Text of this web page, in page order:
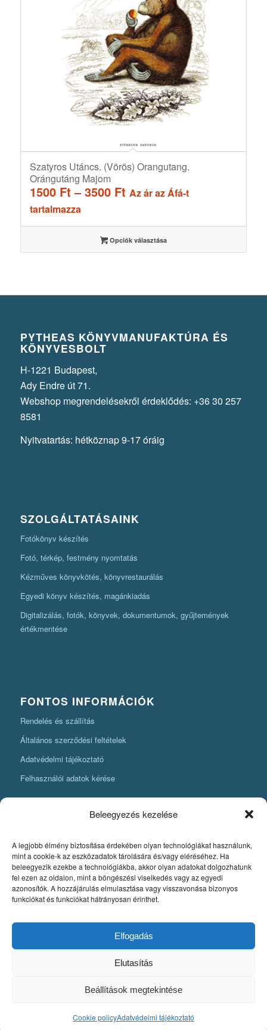
Beleegyezés kezelése
A legjobb élmény biztosítása érdekében olyan technológiákat használunk,
mint a cookie-k az eszközadatok tárolására és/vagy eléréséhez. Ha
beleegyezik ezekbe a technológiákba, akkor olyan adatokat dolgozhatunk
fel ezen az oldalon, mint a böngészési viselkedés vagy az egyedi
azonosítók. A hozzájárulás elmulasztása vagy visszavonása bizonyos
funkciókat és funkciókat hátrányosan érinthet.
Elfogadás
Elutasítás
Beállítások megtekintése
Cookie policyAdatvédelmi tájékoztató
Szatyros Utáncs. (Vörös) Orangutang.
Orángutáng Majom
1500 Ft – 3500 FtÁrtartomány:
3500 Ft
Az ár az Áfá-t
tartalmazza
Opciók választása
PYTHEAS KÖNYVMANUFAKTÚRA ÉS
KÖNYVESBOLT
H-1221 Budapest,
Ady Endre út 71.
Webshop megrendelésekről érdeklődés: +36 30 257
8581
Nyitvatartás: hétköznap 9-17 óráig
SZOLGÁLTATÁSAINK
Fotókönyv készítés
Fotó, térkép, festmény nyomtatás
Kézműves könyvkötés, könyvrestaurálás
Egyedi könyv készítés, magánkiadás
Digitalizálás, fotók, könyvek, dokumentumok, gyűjtemények
értékmentése
FONTOS INFORMÁCIÓK
Rendelés és szállítás
Általános szerződési feltételek
Adatvédelmi tájékoztató
Felhasználói adatok kérése
KÖNYVKÉSZÍTÉSI INFORMÁCIÓK
Amit mindenképpen tudnia kell, ha könyvet szeretne készíteni
Fontos szabályok a könyv nyomdai pdfjének elkészítéséhez